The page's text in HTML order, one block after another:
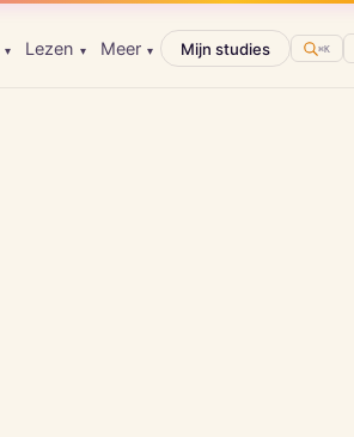
▾ Lezen ▾ Meer ▾ Mijn studies ⌘K